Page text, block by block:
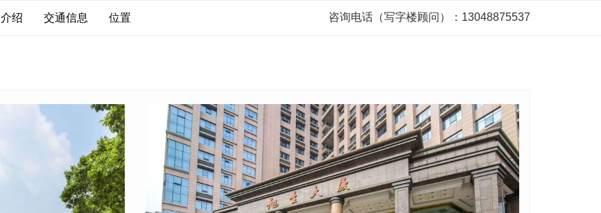
介绍 交通信息 位置 咨询电话（写字楼顾问）：13048875537